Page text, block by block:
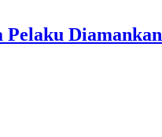
Pelaku Diamankan